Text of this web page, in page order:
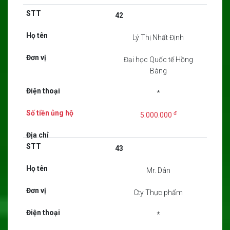
42
Lý Thị Nhất Định
Đại học Quốc tế Hồng
Bàng
*
5.000.000 đ
43
Mr. Dân
Cty Thực phẩm
*